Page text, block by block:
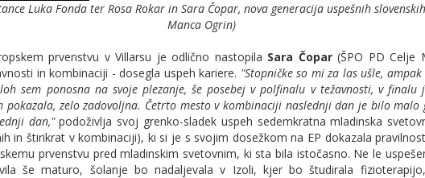
Luka Fonda ter Rosa Rokar in Sara Čopar, nova generacija uspešnih
Manca Ogrin)
prvenstvu v Villarsu je odlično nastopila Sara Čopar(ŠPO PD Celje
in kombinaciji - dosegla uspeh kariere. "Stopničke so mi za las ušle,
sem ponosna na svoje plezanje, še posebej v polfinalu v težavnosti, v
pokazala, zelo zadovoljna. Četrto mesto v kombinaciji naslednji dan je bilo malo
dan,"podoživlja svoj grenko-sladek uspeh sedemkratna mladinska
in štirikrat v kombinaciji), ki si je s svojim dosežkom na EP dokazala
prvenstvu pred mladinskim svetovnim, ki sta bila istočasno. Ne le
še maturo, šolanje bo nadaljevala v Izoli, kjer bo študirala